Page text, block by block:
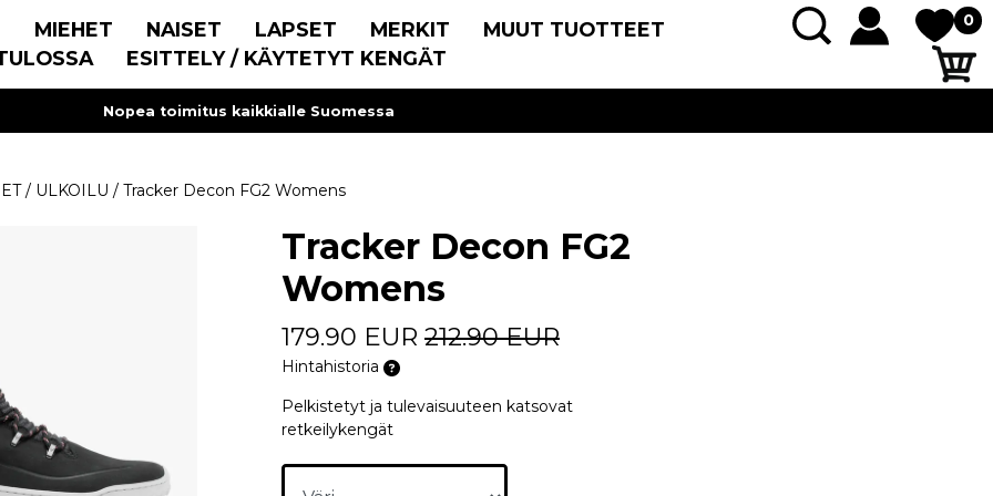
MIEHET NAISET LAPSET MERKIT
MUUT TUOTTEET
ESITTELY / KÄYTETYT KENGÄT
0
Nopea toimitus kaikkialle Suomessa
/ ULKOILU / Tracker Decon FG2 Womens
Tracker Decon FG2
Womens
179.90 EUR 212.90 EUR
Hintahistoria
Pelkistetyt ja tulevaisuuteen katsovat
retkeilykengät